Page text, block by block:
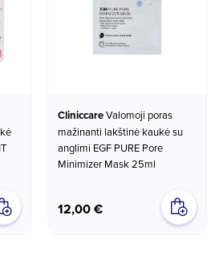
Cliniccare
mažinanti lakštinė kaukė su
anglimi EGF PURE Pore
Minimizer Mask 25ml
12,00 €